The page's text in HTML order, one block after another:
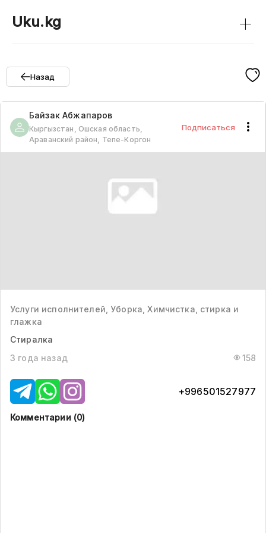
Uku.kg +
Назад
Байзак Абжапаров
Кыргызстан, Ошская область,
Араванский район, Тепе-Коргон
Подписаться
Услуги исполнителей, Уборка, Химчистка, стирка и
глажка
Стиралка
3 года назад
158
+996501527977
Комментарии (0)